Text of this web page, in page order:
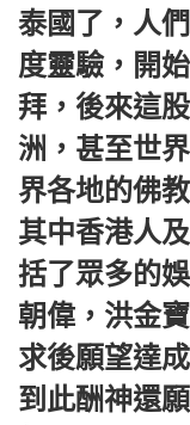
泰國了，人
度靈驗，開
拜，後來這
洲，甚至世
界各地的佛
其中香港人
括了眾多的
朝偉，洪金
求後願望達
到此酬神還